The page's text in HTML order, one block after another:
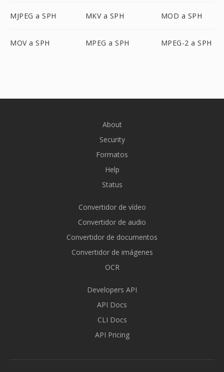
MJPEG a SPH MKV a SPH MOD a SPH
MOV a SPH MPEG a SPH MPEG-2 a SPH
About
Security
Formatos
Help
Status
Convertidor de vídeo
Convertidor de audio
Convertidor de documentos
Convertidor de imágenes
OCR
Developers API
API Docs
CLI Docs
API Pricing